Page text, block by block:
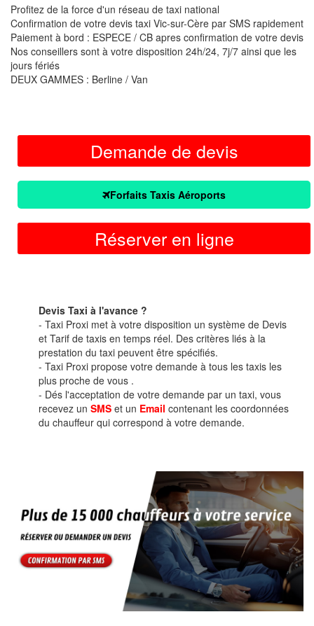
Profitez de la force d'un réseau de taxi national
Confirmation de votre devis taxi Vic-sur-Cère par SMS rapidement
Paiement à bord : ESPECE / CB apres confirmation de votre devis
Nos conseillers sont à votre disposition 24h/24, 7j/7 ainsi que les
jours fériés
DEUX GAMMES : Berline / Van
Demande de devis
Forfaits Taxis Aéroports
Réserver en ligne
Devis Taxi à l'avance ?
- Taxi Proxi met à votre disposition un système de Devis
et Tarif de taxis en temps réel. Des critères liés à la
prestation du taxi peuvent être spécifiés.
- Taxi Proxi propose votre demande à tous les taxis les
plus proche de vous .
- Dés l'acceptation de votre demande par un taxi, vous
recevez un SMS et un Email contenant les coordonnées
du chauffeur qui correspond à votre demande.